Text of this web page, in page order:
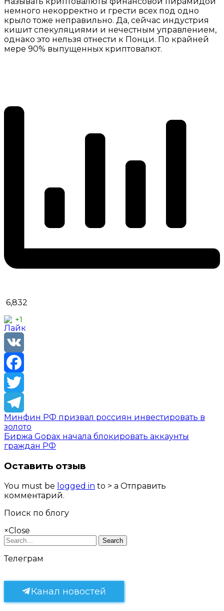
немного некорректно и грести всех под одно
крыло тоже неправильно. Да, сейчас индустрия
кишит спекуляциями и нечестным управлением,
однако это нельзя отнести к Понци. По крайней
мере 90% выпущенных криптовалют.
6,832
+1
VK
Facebook
Twitter
Telegram
Минфин РФ призвал россиян инвестировать в
золото
Биржа Gopax начала блокировать аккаунты
граждан РФ
Оставить отзыв
You must be logged in to > a Отправить
комментарий.
Поиск по блогу
×Close
Search
Телеграм
Канал новостей